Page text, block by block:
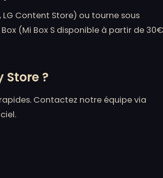
Content Store) ou tourne sous
(Mi Box S disponible à partir de
Store ?
Contactez notre équipe via